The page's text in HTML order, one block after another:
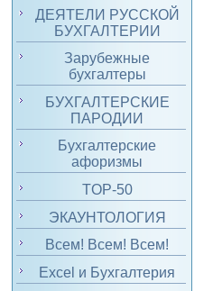
ДЕЯТЕЛИ РУССКОЙ
БУХГАЛТЕРИИ
Зарубежные
бухгалтеры
БУХГАЛТЕРСКИЕ
ПАРОДИИ
Бухгалтерские
афоризмы
TOP-50
ЭКАУНТОЛОГИЯ
Всем! Всем! Всем!
Excel и Бухгалтерия